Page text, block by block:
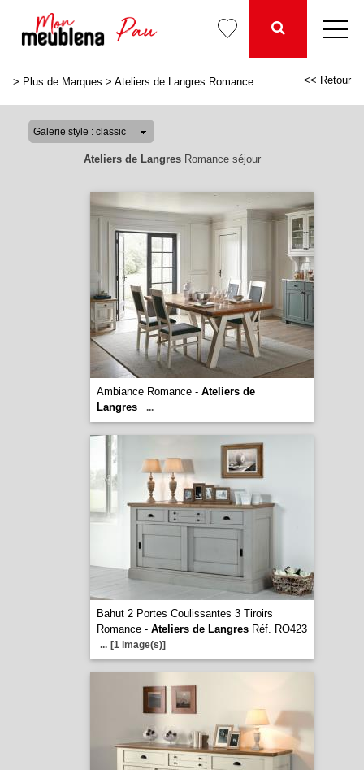
> Plus de Marques > Ateliers de Langres Romance << Retour
Ateliers de LangresRomance séjour
Ambiance Romance - Ateliers de
Langres
...
Bahut 2 Portes Coulissantes 3 Tiroirs
Romance - Ateliers de LangresRéf. RO423
... [1 image(s)]